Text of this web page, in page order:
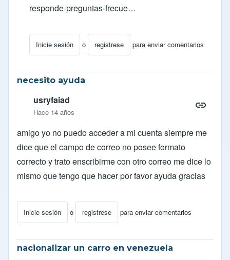
responde-preguntas-frecue…
Inicie sesión o registrese para enviar comentarios
En respuesta a inscripcion del censoporefred
necesito ayuda
usryfaiad
Hace 14 años
amigo yo no puedo acceder a mi cuenta siempre me
dice que el campo de correo no posee formato
correcto y trato enscribirme con otro correo me dice lo
mismo que tengo que hacer por favor ayuda gracias
Inicie sesión o registrese para enviar comentarios
nacionalizar un carro en venezuela